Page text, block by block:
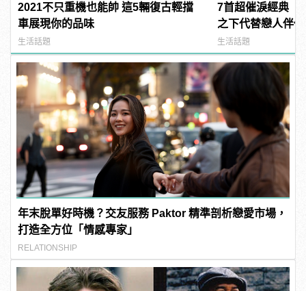
2021不只重機也能帥 這5輛復古輕擋
車展現你的品味
生活話題
7首超催淚經典「
之下代替戀人伴
manfashion這樣
生活話題
年末脫單好時機？交友服務 Paktor 精準剖析戀愛市場，
打造全方位「情感專家」
RELATIONSHIP